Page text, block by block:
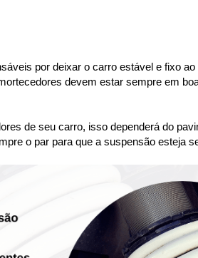
por deixar o carro estável e fixo
devem estar sempre em
de seu carro, isso dependerá do
o par para que a suspensão esteja